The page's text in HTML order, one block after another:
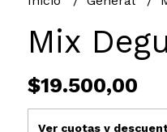
Mix
$19.500,00
Ver cuotas y